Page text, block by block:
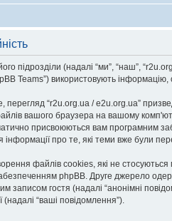
підрозділи (надалі “ми”, “наш”,
Teams”) використовують інформацію,
“r2u.org.ua / e2u.org.ua”
вашого браузера на вашому
присвоюються вам
інформації про те, які теми вже були
файлів cookies, які не
phpBB. Друге джерело
записом гостя (надалі “анонімні
(надалі “ваші повідомлення”).